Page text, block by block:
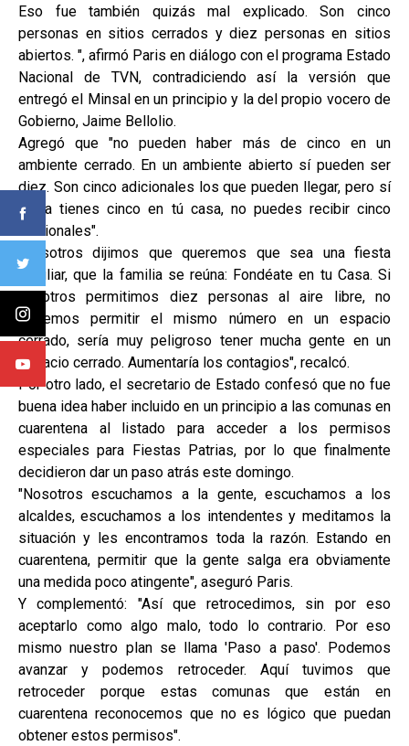
Eso fue también quizás mal explicado. Son cinco
personas en sitios cerrados y diez personas en sitios
abiertos. ", afirmó Paris en diálogo con el programa Estado
Nacional de TVN, contradiciendo así la versión que
entregó el Minsal en un principio y la del propio vocero de
Gobierno, Jaime Bellolio.
Agregó que "no pueden haber más de cinco en un
ambiente cerrado. En un ambiente abierto sí pueden ser
diez. Son cinco adicionales los que pueden llegar, pero sí
tú ya tienes cinco en tú casa, no puedes recibir cinco
adicionales".
"Nosotros dijimos que queremos que sea una fiesta
familiar, que la familia se reúna: Fondéate en tu Casa. Si
nosotros permitimos diez personas al aire libre, no
podemos permitir el mismo número en un espacio
cerrado, sería muy peligroso tener mucha gente en un
espacio cerrado. Aumentaría los contagios", recalcó.
Por otro lado, el secretario de Estado confesó que no fue
buena idea haber incluido en un principio a las comunas en
cuarentena al listado para acceder a los permisos
especiales para Fiestas Patrias, por lo que finalmente
decidieron dar un paso atrás este domingo.
"Nosotros escuchamos a la gente, escuchamos a los
alcaldes, escuchamos a los intendentes y meditamos la
situación y les encontramos toda la razón. Estando en
cuarentena, permitir que la gente salga era obviamente
una medida poco atingente", aseguró Paris.
Y complementó: "Así que retrocedimos, sin por eso
aceptarlo como algo malo, todo lo contrario. Por eso
mismo nuestro plan se llama 'Paso a paso'. Podemos
avanzar y podemos retroceder. Aquí tuvimos que
retroceder porque estas comunas que están en
cuarentena reconocemos que no es lógico que puedan
obtener estos permisos".